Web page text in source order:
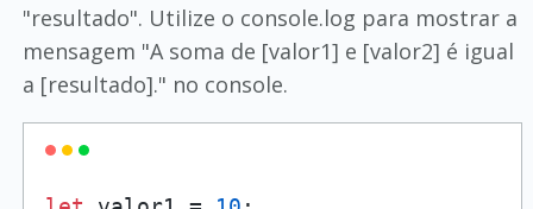
"resultado". Utilize o console.log para mostrar a
mensagem "A soma de [valor1] e [valor2] é igual
a [resultado]." no console.